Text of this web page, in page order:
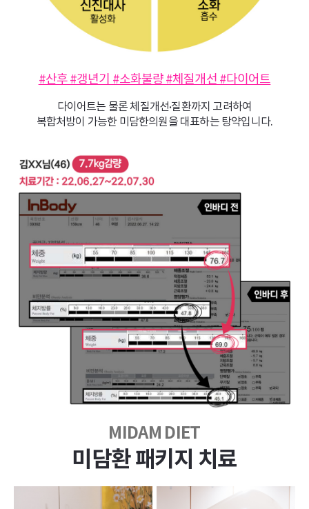
#산후 #갱년기 #소화불량 #체질개선 #다이어트
다이어트는 물론 체질개선•질환까지 고려하여
복합처방이 가능한 미담한의원을 대표하는 탕약입니다.
MIDAM DIET
미담환 패키지 치료